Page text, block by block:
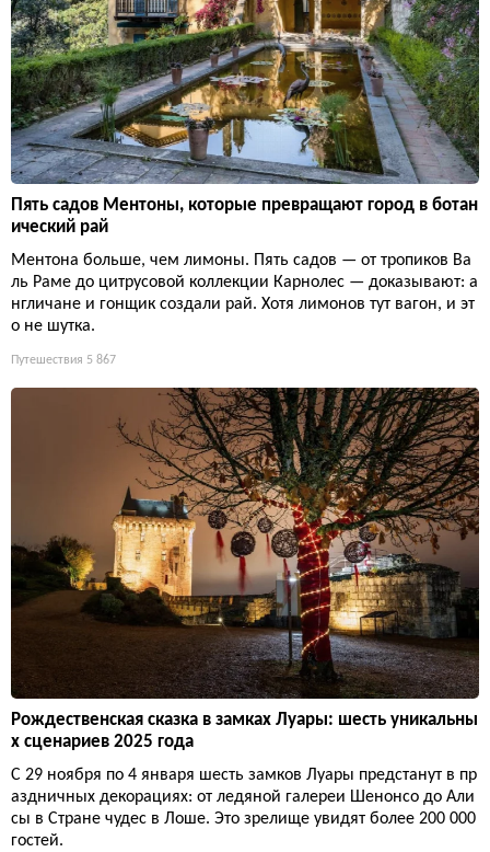
Пять садов Ментоны, которые превращают город в ботан
ический рай
Ментона больше, чем лимоны. Пять садов — от тропиков Ва
ль Раме до цитрусовой коллекции Карнолес — доказывают: а
нгличане и гонщик создали рай. Хотя лимонов тут вагон, и эт
о не шутка.
Путешествия 5 867
Рождественская сказка в замках Луары: шесть уникальны
х сценариев 2025 года
С 29 ноября по 4 января шесть замков Луары предстанут в пр
аздничных декорациях: от ледяной галереи Шенонсо до Али
сы в Стране чудес в Лоше. Это зрелище увидят более 200 000
гостей.